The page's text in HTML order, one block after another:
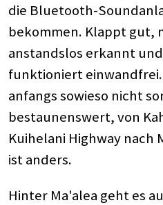
die Bluetooth-
bekommen. Klappt gut,
anstandslos erkannt
funktioniert einwandfrei.
anfangs sowieso nicht
bestaunenswert, von
Kuihelani Highway nach
ist anders.
Hinter Ma'alea geht es